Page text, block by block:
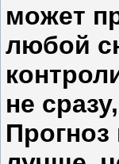
может
любой
не